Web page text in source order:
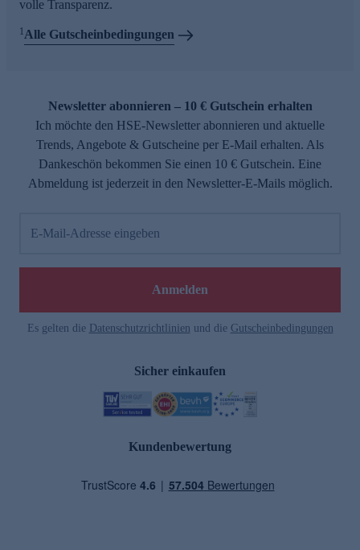
volle Transparenz.
1Alle Gutscheinbedingungen
Newsletter abonnieren – 10 € Gutschein erhalten
Ich möchte den HSE-Newsletter abonnieren und aktuelle
Trends, Angebote & Gutscheine per E-Mail erhalten. Als
Dankeschön bekommen Sie einen 10 € Gutschein. Eine
Abmeldung ist jederzeit in den Newsletter-E-Mails möglich.
E-Mail-Adresse eingeben
Anmelden
Es gelten die Datenschutzrichtlinien und die Gutscheinbedingungen
Sicher einkaufen
Kundenbewertung